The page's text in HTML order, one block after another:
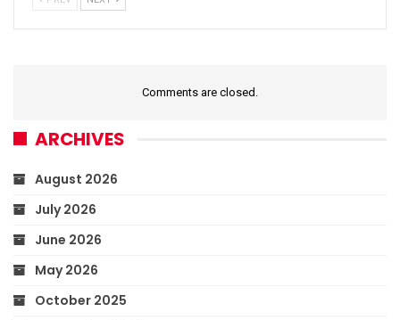
Comments are closed.
ARCHIVES
August 2026
July 2026
June 2026
May 2026
October 2025